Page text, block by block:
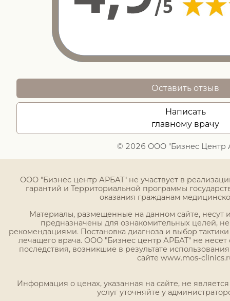
© 2026 ООО "Бизнес Центр
Оставить отзыв
Написать
главному врачу
ООО "Бизнес центр АРБАТ" не участвует в
гарантий и Территориальной программы
оказания гражданам
Материалы, размещенные на данном сайте, несут
предназначены для ознакомительных целей,
рекомендациями. Постановка диагноза и выбор
лечащего врача. ООО "Бизнес центр АРБАТ" не несет
последствия, возникшие в результате
сайте www.mos-
Информация о ценах, указанная на сайте, не
услуг уточняйте у